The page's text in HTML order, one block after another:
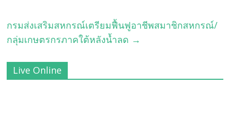
กรมส่งเสริมสหกรณ์เตรียมฟื้นฟูอาชีพสมาชิกสหกรณ์/
กลุ่มเกษตรกรภาคใต้หลังน้ำลด →
Live Online